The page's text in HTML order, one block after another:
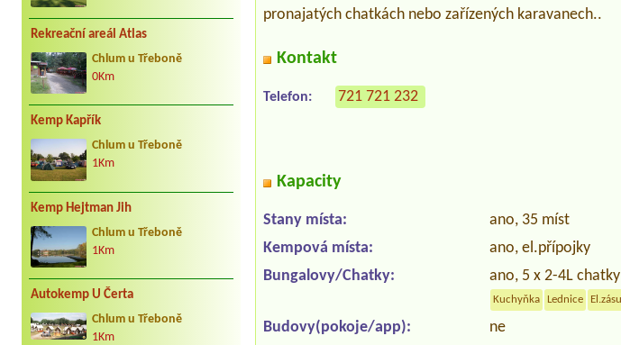
Rekreační areál Atlas
Chlum u Třeboně
0Km
Kemp Kapřík
Chlum u Třeboně
1Km
Kemp Hejtman Jih
Chlum u Třeboně
1Km
Autokemp U Čerta
Chlum u Třeboně
1Km
pronajatých chatkách nebo zařízených karavanech..
Kontakt
Telefon: 721 721 232
Kapacity
Stany místa:
ano, 35 míst
Kempová místa:
ano, el.přípojky
Bungalovy/Chatky:
ano, 5 x 2-4L chatky
Kuchyňka Lednice
Budovy(pokoje/app): ne